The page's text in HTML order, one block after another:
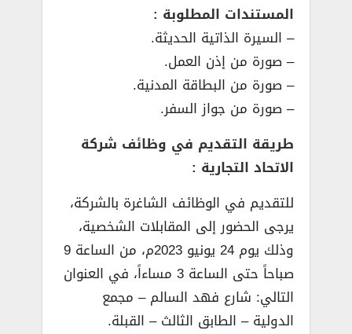
المستندات المطلوبة :
– السيرة الذاتية الحديثة.
– صورة من إذن العمل.
– صورة من البطاقة المدنية.
– صورة من جواز السفر.
طريقة التقديم في وظائف شركة
الاتحاد التجارية :
للتقديم في الوظائف الشاغرة بالشركة،
يرجى الحضور إلى المقابلات الشخصية،
وذلك يوم 24 يونيو 2023م، من الساعة 9
صباحاً حتى الساعة 3 مساءاً، في العنوان
التالي: شارع فهد السالم – مجمع
الدولية – الطابق الثالث – القبلة.